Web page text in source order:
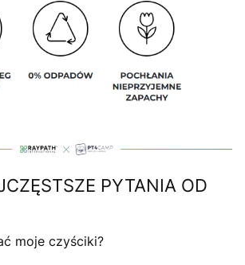
PYTANIA OD
moje czyściki?